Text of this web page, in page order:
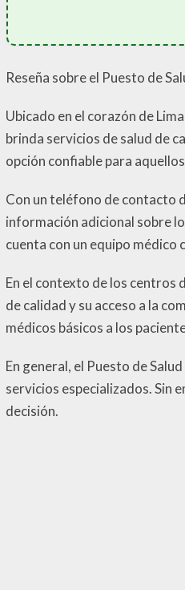
Reseña sobre el Puesto de
Ubicado en el corazón de
brinda servicios de salud de
opción confiable para
Con un teléfono de contacto
información adicional sobre
cuenta con un equipo médico
En el contexto de los centros
de calidad y su acceso a la
médicos básicos a los
En general, el Puesto de
servicios especializados. Sin
decisión.